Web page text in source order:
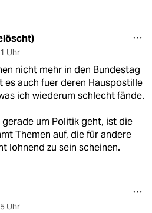
Uhr
nicht mehr in den Bundestag
es auch fuer deren Hauspostille
ich wiederum schlecht fände.
gerade um Politik geht, ist die
Themen auf, die für andere
lohnend zu sein scheinen.
Uhr